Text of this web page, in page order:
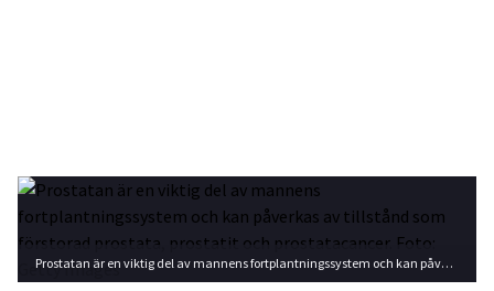
Prostatan är en viktig del av mannens fortplantningssystem och kan påverkas av tillstånd som förstorad prostata, prostatit och prostatacancer. Foto: Getty Images